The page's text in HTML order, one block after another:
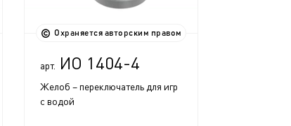
Охраняется авторским правом
арт. ИО 1404-4
Желоб – переключатель для игр
с водой